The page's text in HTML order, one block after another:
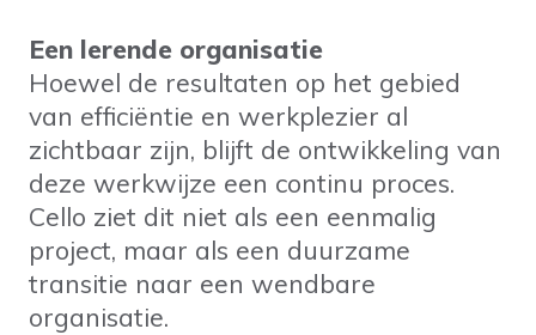
Een lerende organisatie
Hoewel de resultaten op het gebied
van efficiëntie en werkplezier al
zichtbaar zijn, blijft de ontwikkeling van
deze werkwijze een continu proces.
Cello ziet dit niet als een eenmalig
project, maar als een duurzame
transitie naar een wendbare
organisatie.